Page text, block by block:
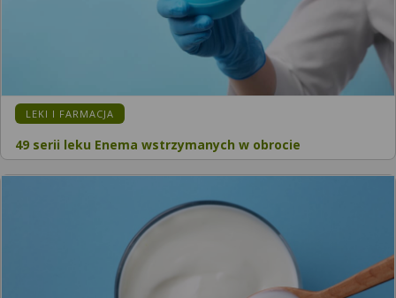
LEKI I FARMACJA
49 serii leku Enema wstrzymanych w obrocie